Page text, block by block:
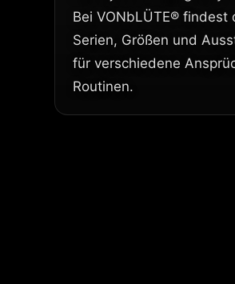
Bei VONbLÜTE® findest
Serien, Größen und
für verschiedene
Routinen.